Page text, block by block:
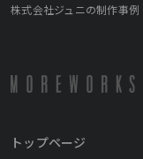
株式会社ジュニの制作事例
トップページ